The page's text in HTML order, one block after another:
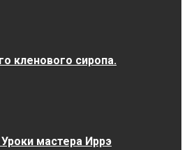
кленового сиропа.
мастера Иррэ